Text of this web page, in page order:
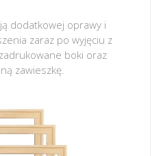
dodatkowej oprawy i
zaraz po wyjęciu z
boki oraz
zawieszkę.